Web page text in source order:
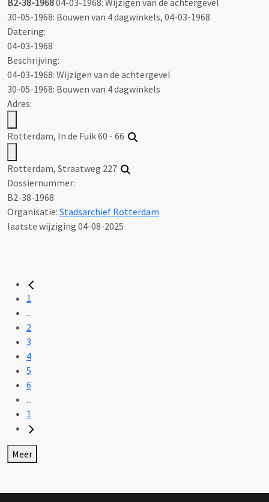
30-05-1968: Bouwen van 4 dagwinkels, 04-03-1968
Datering:
04-03-1968
Beschrijving:
04-03-1968: Wijzigen van de achtergevel
30-05-1968: Bouwen van 4 dagwinkels
Adres:
Rotterdam, In de Fuik 60 - 66
Rotterdam, Straatweg 227
Dossiernummer:
B2-38-1968
Organisatie: Stadsarchief Rotterdam
laatste wijziging 04-08-2025
1
...
2
3
4
5
6
...
1
Meer